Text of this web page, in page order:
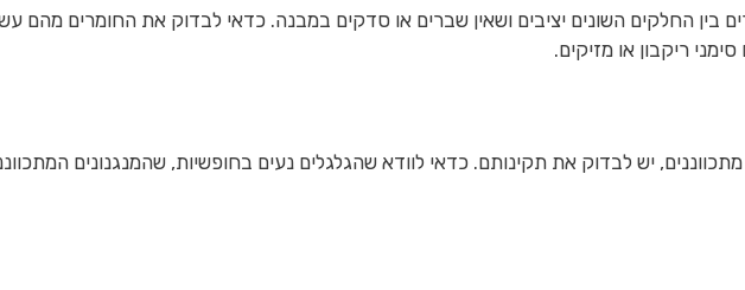
בין החלקים השונים יציבים ושאין שברים או סדקים במבנה. כדאי לבדוק את החומרים מהם
ריקבון או מזיקים.
יש לבדוק את תקינותם. כדאי לוודא שהגלגלים נעים בחופשיות, שהמנגנונים